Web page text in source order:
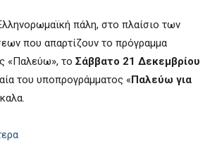
πάλη, στο πλαίσιο των
που απαρτίζουν το πρόγραμμα
«Παλεύω», το Σάββατο 21 Δεκεμβρίου
του υποπρογράμματος «Παλεύω για